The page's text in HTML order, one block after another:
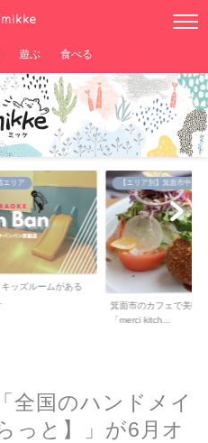
遊ぶ 食べる
。
エリア
ッズルームがある
【エリア別】箕面市中央エ
箕面市のカフェで美味
「merci kitch...
全国のハンドメイ
っと】」が6月オ